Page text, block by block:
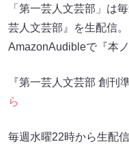
「第一芸人文芸部」は
芸人文芸部』を生配信
AmazonAudibleで『本
『第一芸人文芸部 創刊
ら
毎週水曜22時から生配